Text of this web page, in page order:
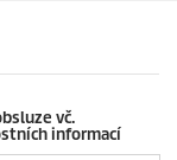
vč.
informací